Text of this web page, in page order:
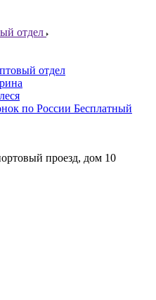
отдел
отдел
по России Бесплатный
проезд, дом 10